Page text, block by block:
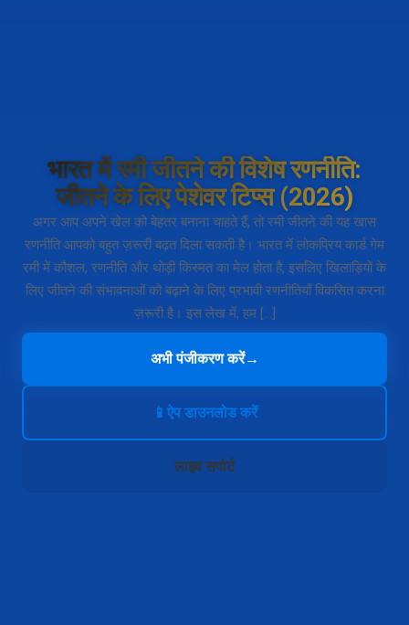
भारत में रमी जीतने की विशेष रणनीति:
जीतने के लिए पेशेवर टिप्स (2026)
अगर आप अपने खेल को बेहतर बनाना चाहते हैं, तो रमी जीतने की यह खास
रणनीति आपको बहुत ज़रूरी बढ़त दिला सकती है। भारत में लोकप्रिय कार्ड गेम
रमी में कौशल, रणनीति और थोड़ी किस्मत का मेल होता है, इसलिए खिलाड़ियों के
लिए जीतने की संभावनाओं को बढ़ाने के लिए प्रभावी रणनीतियाँ विकसित करना
ज़रूरी है। इस लेख में, हम […]
अभी पंजीकरण करें→
📱 ऐप डाउनलोड करें
लाइव सपोर्ट